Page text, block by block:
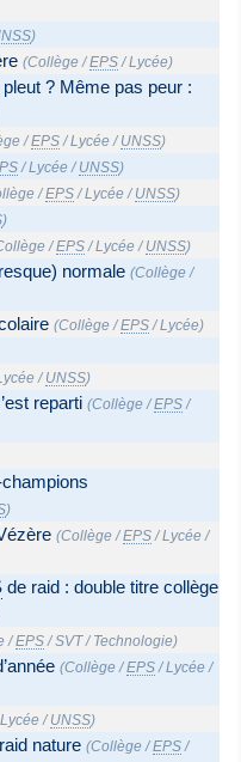
)
(Collège /EPS /Lycée)
? Même pas peur :
/EPS /Lycée / UNSS)
/Lycée / UNSS)
/EPS /Lycée / UNSS)
)
/EPS /Lycée / UNSS)
normale (Collège /
(Collège /EPS /Lycée)
/ UNSS)
reparti (Collège /EPS /
)
(Collège /EPS /Lycée /
de raid : double titre collège
/EPS /SVT/ Technologie)
(Collège /EPS /Lycée /
Lycée / UNSS)
nature (Collège /EPS /